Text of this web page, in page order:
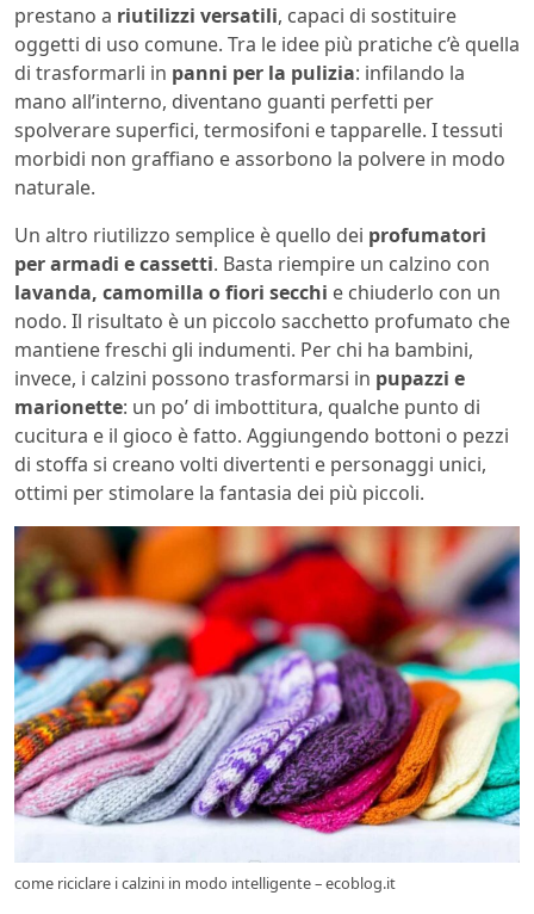
prestano a riutilizzi versatili, capaci di sostituire
oggetti di uso comune. Tra le idee più pratiche c’è quella
di trasformarli in panni per la pulizia: infilando la
mano all’interno, diventano guanti perfetti per
spolverare superfici, termosifoni e tapparelle. I tessuti
morbidi non graffiano e assorbono la polvere in modo
naturale.
Un altro riutilizzo semplice è quello dei profumatori
per armadi e cassetti. Basta riempire un calzino con
lavanda, camomilla o fiori secchi e chiuderlo con un
nodo. Il risultato è un piccolo sacchetto profumato che
mantiene freschi gli indumenti. Per chi ha bambini,
invece, i calzini possono trasformarsi in pupazzi e
marionette: un po’ di imbottitura, qualche punto di
cucitura e il gioco è fatto. Aggiungendo bottoni o pezzi
di stoffa si creano volti divertenti e personaggi unici,
ottimi per stimolare la fantasia dei più piccoli.
come riciclare i calzini in modo intelligente – ecoblog.it